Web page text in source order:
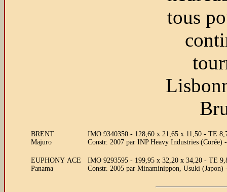
tous
BRENT
Majuro
IMO 9340350 - 128,60 x 21,65 x 11,50 - TE
Constr. 2007 par INP Heavy Industries
EUPHONY ACE
Panama
IMO 9293595 - 199,95 x 32,20 x 34,20 - TE
Constr. 2005 par Minaminippon, Usuki